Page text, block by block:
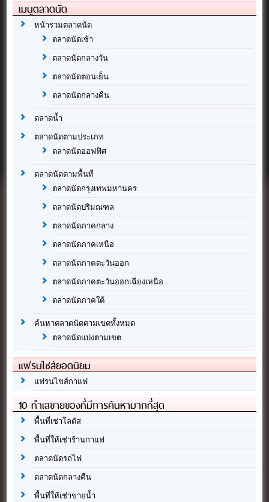
เมนูตลาดนัด
หน้ารวมตลาดนัด
ตลาดนัดเช้า
ตลาดนัดกลางวัน
ตลาดนัดตอนเย็น
ตลาดนัดกลางคืน
ตลาดน้ำ
ตลาดนัดตามประเภท
ตลาดนัดออฟฟิศ
ตลาดนัดตามพื้นที่
ตลาดนัดกรุงเทพมหานคร
ตลาดนัดปริมณฑล
ตลาดนัดภาคกลาง
ตลาดนัดภาคเหนือ
ตลาดนัดภาคตะวันออก
ตลาดนัดภาคตะวันออกเฉียงเหนือ
ตลาดนัดภาคใต้
ค้นหาตลาดนัดตามเขตทั้งหมด
ตลาดนัดแบ่งตามเขต
แฟรนไชส์ยอดนิยม
แฟรนไชส์กาแฟ
10 ทำเลขายของที่มีการค้นหามากที่สุด
พื้นที่เช่าโลตัส
พื้นที่ให้เช่าร้านกาแฟ
ตลาดนัดรถไฟ
ตลาดนัดกลางคืน
พื้นที่ให้เช่าขายน้ำ